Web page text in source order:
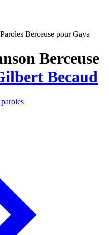
Paroles Berceuse pour Gaya
Berceuse
Becaud